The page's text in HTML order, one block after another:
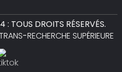
TOUS DROITS RÉSERVÉS.
-RECHERCHE SUPÉRIEURE